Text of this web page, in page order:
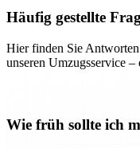
Häufig gestellte
Hier finden Sie
unseren Umzugsservice –
Wie früh sollte ich